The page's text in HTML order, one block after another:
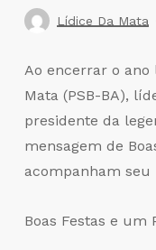
Lídice Da Mata
Ao encerrar o ano
Mata (PSB-BA),
presidente da
mensagem de
acompanham
Boas Festas e um